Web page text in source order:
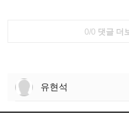
0/0 댓글 더
유현석